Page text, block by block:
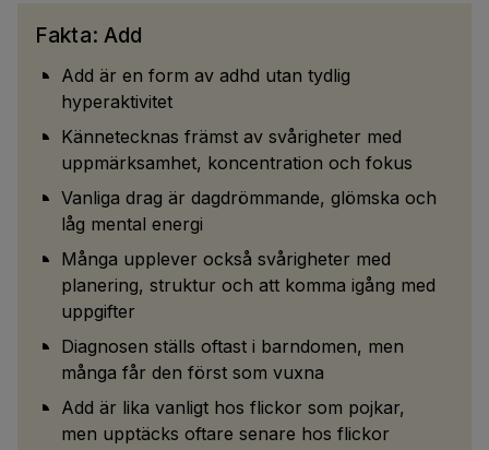
Fakta: Add
Add är en form av adhd utan tydlig
hyperaktivitet
Kännetecknas främst av svårigheter med
uppmärksamhet, koncentration och fokus
Vanliga drag är dagdrömmande, glömska och
låg mental energi
Många upplever också svårigheter med
planering, struktur och att komma igång med
uppgifter
Diagnosen ställs oftast i barndomen, men
många får den först som vuxna
Add är lika vanligt hos flickor som pojkar,
men upptäcks oftare senare hos flickor